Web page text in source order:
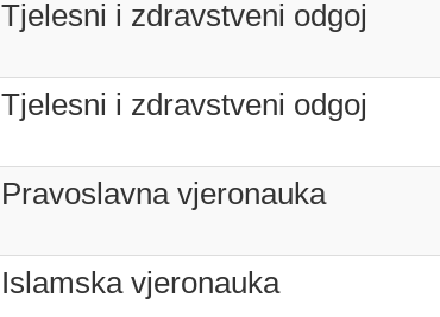
Tjelesni i zdravstveni odgoj
Tjelesni i zdravstveni odgoj
Pravoslavna vjeronauka
Islamska vjeronauka